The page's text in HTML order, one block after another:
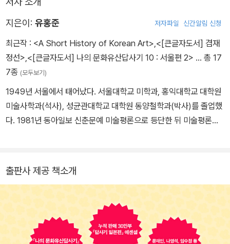
지은이: 유홍준 저자파일 신간알림 신청
최근작 : <A Short History of Korean Art>,<[큰글자도서] 겸재
정선>,<[큰글자도서] 나의 문화유산답사기 10 : 서울편 2> … 총 17
7종 (모두보기)
1949년 서울에서 태어났다. 서울대학교 미학과, 홍익대학교 대학원
미술사학과(석사), 성균관대학교 대학원 동양철학과(박사)를 졸업했
다. 1981년 동아일보 신춘문예 미술평론으로 등단한 뒤 미술평론가
사회 대표를 맡았다. 영남대학교 교수 및 박물관장, 명지대학교 교수
중앙박물관 관장으로 있다. 미술사 저술로 《모두를 위한 한국미술
사》, 《외국인을 위한 한국미술사》, 《안목》, 《명작순례》, 《국보순례》,
《유홍준의 한국미술사 강의》(전 6권), 《겸재 정선》, 《추사 김정희》,
출판사 제공 책소개